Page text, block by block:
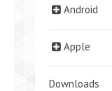
Android
Apple
Downloads